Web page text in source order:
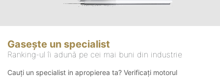
Gasește un specialist
Ranking-ul îi adună pe cei mai buni din industrie
Cauți un specialist in apropierea ta? Verificați motorul